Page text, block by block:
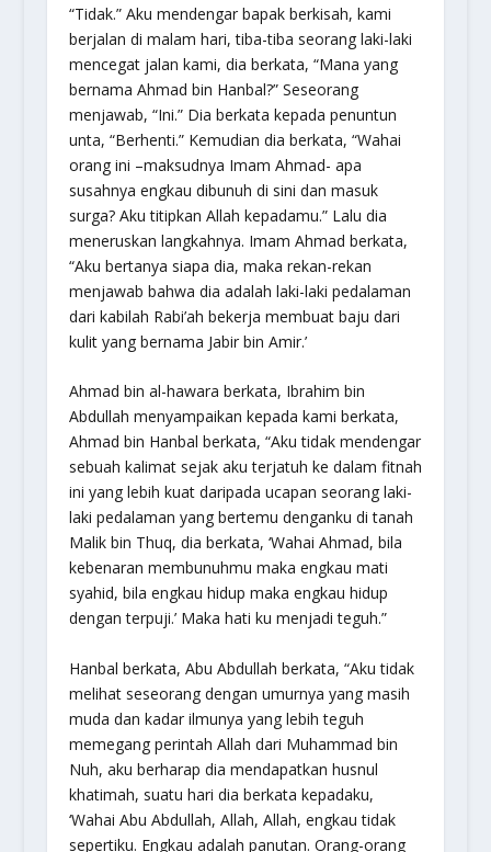
“Tidak.” Aku mendengar bapak berkisah, kami
berjalan di malam hari, tiba-tiba seorang laki-laki
mencegat jalan kami, dia berkata, “Mana yang
bernama Ahmad bin Hanbal?” Seseorang
menjawab, “Ini.” Dia berkata kepada penuntun
unta, “Berhenti.” Kemudian dia berkata, “Wahai
orang ini –maksudnya Imam Ahmad- apa
susahnya engkau dibunuh di sini dan masuk
surga? Aku titipkan Allah kepadamu.” Lalu dia
meneruskan langkahnya. Imam Ahmad berkata,
“Aku bertanya siapa dia, maka rekan-rekan
menjawab bahwa dia adalah laki-laki pedalaman
dari kabilah Rabi’ah bekerja membuat baju dari
kulit yang bernama Jabir bin Amir.’
Ahmad bin al-hawara berkata, Ibrahim bin
Abdullah menyampaikan kepada kami berkata,
Ahmad bin Hanbal berkata, “Aku tidak mendengar
sebuah kalimat sejak aku terjatuh ke dalam fitnah
ini yang lebih kuat daripada ucapan seorang laki-
laki pedalaman yang bertemu denganku di tanah
Malik bin Thuq, dia berkata, ‘Wahai Ahmad, bila
kebenaran membunuhmu maka engkau mati
syahid, bila engkau hidup maka engkau hidup
dengan terpuji.’ Maka hati ku menjadi teguh.”
Hanbal berkata, Abu Abdullah berkata, “Aku tidak
melihat seseorang dengan umurnya yang masih
muda dan kadar ilmunya yang lebih teguh
memegang perintah Allah dari Muhammad bin
Nuh, aku berharap dia mendapatkan husnul
khatimah, suatu hari dia berkata kepadaku,
‘Wahai Abu Abdullah, Allah, Allah, engkau tidak
sepertiku. Engkau adalah panutan. Orang-orang